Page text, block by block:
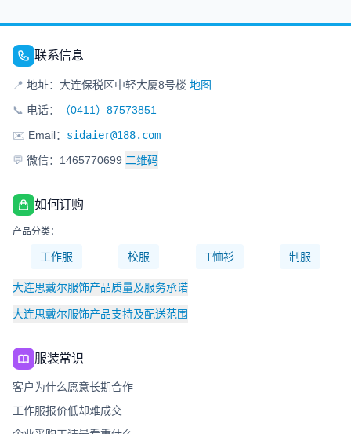
联系信息
📍 地址：大连保税区中轻大厦8号楼 地图
📞 电话：
（0411）87573851
✉️ Email： sidaier@188.com
💬 微信：1465770699 二维码
如何订购
产品分类：
工作服 校服 T恤衫 制服
大连思戴尔服饰产品质量及服务承诺
大连思戴尔服饰产品支持及配送范围
服装常识
客户为什么愿意长期合作
工作服报价低却难成交